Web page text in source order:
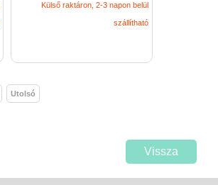
Külső raktáron, 2-3 napon belül
szállítható
Utolsó
Vissza